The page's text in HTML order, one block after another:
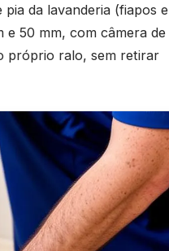
da lavanderia (fiapos e
e 50 mm, com câmera de
próprio ralo, sem retirar